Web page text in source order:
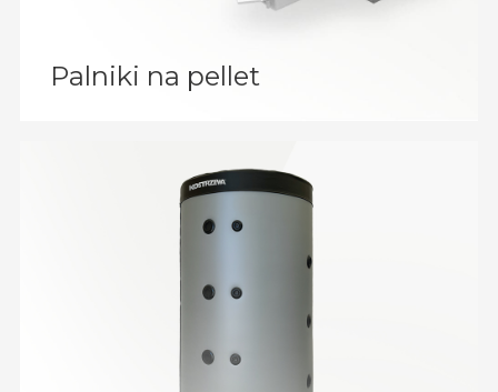
Palniki na pellet